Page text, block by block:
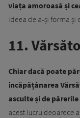
viața amoroasă și
ideea de a-și forma și
11.
Chiar dacă poate
încăpățânarea
asculte și de
acest lucru deoarece